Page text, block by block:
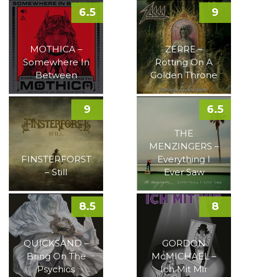
MOTHICA –
Somewhere In
Between
6.5
ZERRE –
Rotting On A
Golden Throne
9
FINSTERFORST
– Still
9
THE
MENZINGERS –
Everything I
Ever Saw
6.5
QUICKSAND –
Bring On The
Psychics
8.5
GORDON
McMICHAEL –
Ich Mit Mir
8